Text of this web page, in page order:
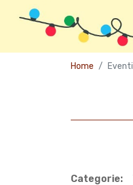
Home Eventi
Categorie: